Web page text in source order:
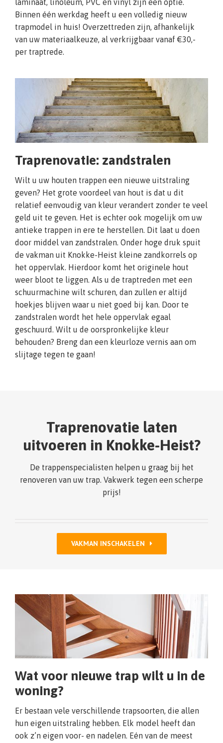
laminaat, linoleum, PVC en vinyl zijn een optie.
Binnen één werkdag heeft u een volledig nieuw
trapmodel in huis! Overzettreden zijn, afhankelijk
van uw materiaalkeuze, al verkrijgbaar vanaf €30,-
per traptrede.
Traprenovatie: zandstralen
Wilt u uw houten trappen een nieuwe uitstraling
geven? Het grote voordeel van hout is dat u dit
relatief eenvoudig van kleur verandert zonder te veel
geld uit te geven. Het is echter ook mogelijk om uw
antieke trappen in ere te herstellen. Dit laat u doen
door middel van zandstralen. Onder hoge druk spuit
de vakman uit Knokke-Heist kleine zandkorrels op
het oppervlak. Hierdoor komt het originele hout
weer bloot te liggen. Als u de traptreden met een
schuurmachine wilt schuren, dan zullen er altijd
hoekjes blijven waar u niet goed bij kan. Door te
zandstralen wordt het hele oppervlak egaal
geschuurd. Wilt u de oorspronkelijke kleur
behouden? Breng dan een kleurloze vernis aan om
slijtage tegen te gaan!
Traprenovatie laten
uitvoeren in Knokke-Heist?
De trappenspecialisten helpen u graag bij het
renoveren van uw trap. Vakwerk tegen een scherpe
prijs!
VAKMAN INSCHAKELEN
Wat voor nieuwe trap wilt u in de
woning?
Er bestaan vele verschillende trapsoorten, die allen
hun eigen uitstraling hebben. Elk model heeft dan
ook z’n eigen voor- en nadelen. Eén van de meest